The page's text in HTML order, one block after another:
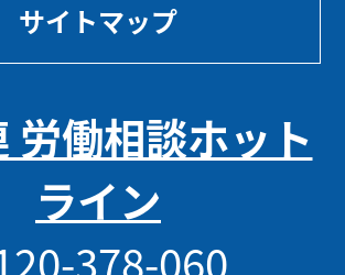
サイトマップ
労働相談ホット
ライン